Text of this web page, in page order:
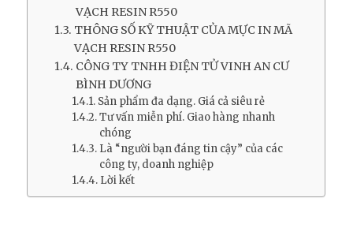
VẠCH RESIN R550
THÔNG SỐ KỸ THUẬT CỦA MỰC IN MÃ
VẠCH RESIN R550
CÔNG TY TNHH ĐIỆN TỬ VINH AN CƯ
BÌNH DƯƠNG
Sản phẩm đa dạng. Giá cả siêu rẻ
Tư vấn miễn phí. Giao hàng nhanh
chóng
Là “người bạn đáng tin cậy” của các
công ty, doanh nghiệp
Lời kết